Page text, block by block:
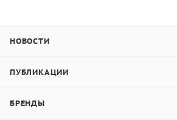
НОВОСТИ
ПУБЛИКАЦИИ
БРЕНДЫ